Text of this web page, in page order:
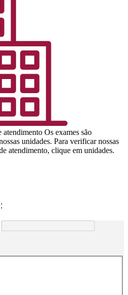
atendimento Os exames são
unidades. Para verificar nossas
atendimento, clique em unidades.